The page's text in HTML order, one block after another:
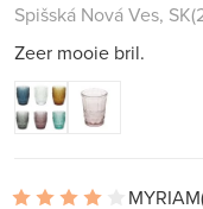
Spišská Nová Ves, SK
Zeer mooie bril.
MYRIAM